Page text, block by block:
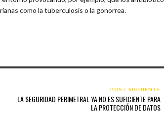
como la tuberculosis o la gonorrea.
POST SIGUIENTE
LA SEGURIDAD PERIMETRAL YA NO ES SUFICIENTE PARA
LA PROTECCIÓN DE DATOS